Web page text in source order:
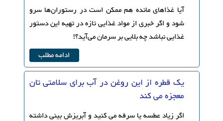
آیا غذاهای مانده هم ممکن است در رستوران‌ها سرو
شود و اگر خبری از مواد غذایی تازه در تهیه این دستور
غذایی نباشد چه بلایی بر سرمان می‌آید؟!
ادامه مطلب
یک قطره از این روغن در آب برای سلامتی تان
معجزه می کند
اگر زیاد عطسه یا سرفه می کنید و آبریزش بینی داشته